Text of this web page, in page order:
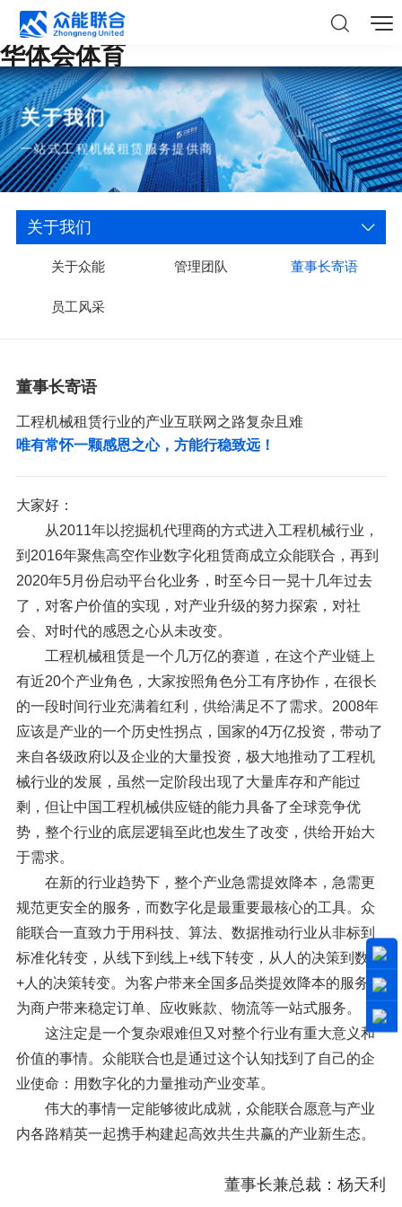
华体会体育
关于我们
一站式工程机械租赁服务提供商
关于我们
关于众能 管理团队 董事长寄语
员工风采
董事长寄语
工程机械租赁行业的产业互联网之路复杂且难
唯有常怀一颗感恩之心，方能行稳致远！
大家好：
从2011年以挖掘机代理商的方式进入工程机械行业，
到 2016年聚焦高空作业数字化租赁商成立众能联合，再到
2020年5月份启动平台化业务，时至今日一晃十几年过去
了，对客户价值的实现，对产业升级的努力探索，对社
会、对时代的感恩之心从未改变。
工程机械租赁是一个几万亿的赛道，在这个产业链上
有近20个产业角色，大家按照角色分工有序协作，在很长
的一段时间行业充满着红利，供给满足不了需求。 2008年
应该是产业的一个历史性拐点，国家的4万亿投资，带动了
来自各级政府以及企业的大量投资，极大地推动了工程机
械行业的发展，虽然一定阶段出现了大量库存和产能过
剩，但让中国工程机械供应链的能力具备了全球竞争优
势，整个行业的底层逻辑至此也发生了改变，供给开始大
于需求。
在新的行业趋势下，整个产业急需提效降本，急需更
规范更安全的服务，而数字化是最重要最核心的工具。众
能联合一直致力于用科技、算法、数据推动行业从非标到
标准化转变，从线下到线上+线下转变，从人的决策到数据
+人的决策转变。为客户带来全国多品类提效降本的服务，
为商户带来稳定订单、应收账款、物流等一站式服务。
这注定是一个复杂艰难但又对整个行业有重大意义和
价值的事情。众能联合也是通过这个认知找到了自己的企
业使命：用数字化的力量推动产业变革。
伟大的事情一定能够彼此成就，众能联合愿意与产业
内各路精英一起携手构建起高效共生共赢的产业新生态。
董事长兼总裁：杨天利